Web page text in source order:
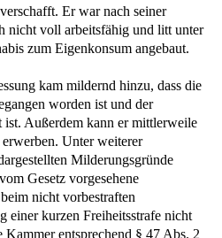
Er war nach seiner
nicht voll arbeitsfähig und litt unter
zum Eigenkonsum angebaut.
kam mildernd hinzu, dass die
worden ist und der
Außerdem kann er mittlerweile
Unter weiterer
Milderungsgründe
Gesetz vorgesehene
nicht vorbestraften
einer kurzen Freiheitsstrafe nicht
Kammer entsprechend § 47 Abs. 2